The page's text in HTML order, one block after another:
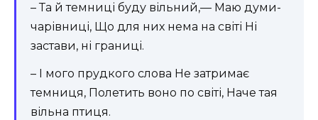
– Та й темниці буду вільний,— Маю думи-
чарівниці, Що для них нема на світі Ні
застави, ні границі.
– І мого прудкого слова Не затримає
темниця, Полетить воно по світі, Наче тая
вільна птиця.